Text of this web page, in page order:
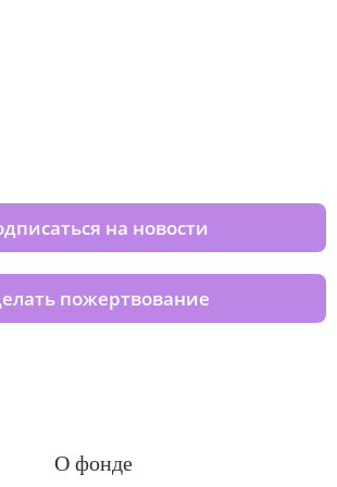
на новости
пожертвование
О фонде